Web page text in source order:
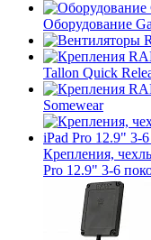
Оборудование
Tallon Quick
Somewear
Крепления,
Pro 12.9" 3-6